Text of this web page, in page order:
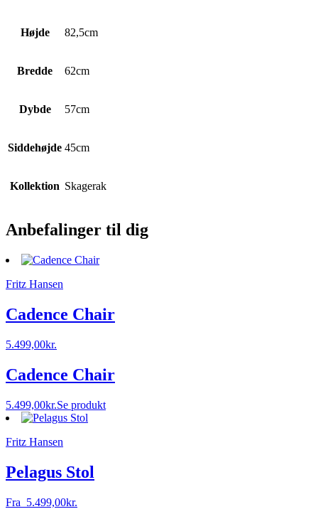
Højde 82,5cm
Bredde 62cm
Dybde 57cm
Siddehøjde 45cm
Kollektion Skagerak
Anbefalinger til dig
Fritz Hansen
Cadence Chair
5.499,00kr.
Cadence Chair
5.499,00kr.Se produkt
Fritz Hansen
Pelagus Stol
Fra 5.499,00kr.